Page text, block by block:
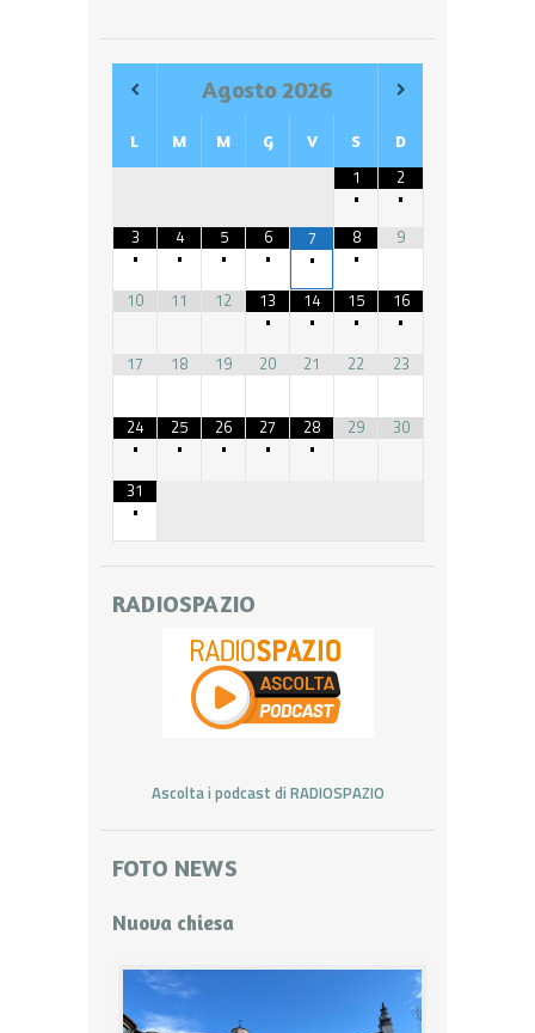
Agosto 2026
L M M G V S D
1
•
2
•
3
•
4
•
5
•
6
•
7
•
8
•
9
10 11 12
13
•
14
•
15
•
16
•
17
18 19 20 21 22 23
24
•
25
•
26
•
27
•
28
•
29 30
31
•
RADIOSPAZIO
Ascolta i podcast di RADIOSPAZIO
FOTO NEWS
Nuova chiesa